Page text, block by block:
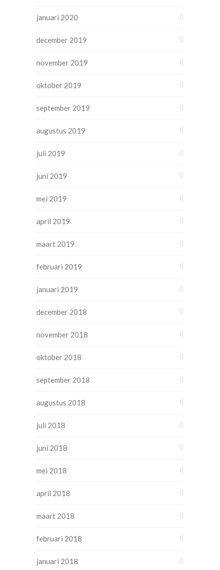
januari 2020
december 2019
november 2019
oktober 2019
september 2019
augustus 2019
juli 2019
juni 2019
mei 2019
april 2019
maart 2019
februari 2019
januari 2019
december 2018
november 2018
oktober 2018
september 2018
augustus 2018
juli 2018
juni 2018
mei 2018
april 2018
maart 2018
februari 2018
januari 2018